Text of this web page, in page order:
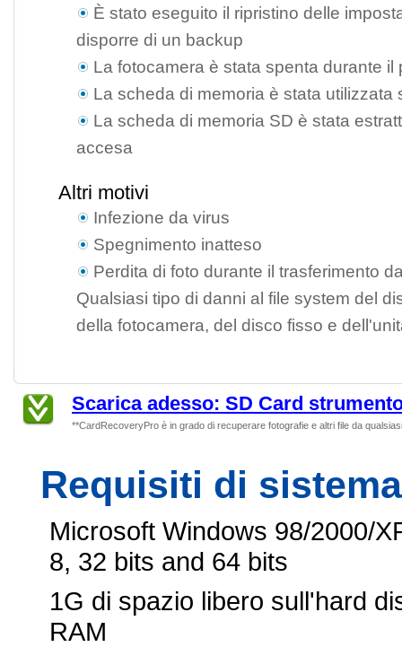
È stato eseguito il ripristino delle
disporre di un backup
La fotocamera è stata spenta durante il
La scheda di memoria è stata utilizzata
La scheda di memoria SD è stata
accesa
Altri motivi
Infezione da virus
Spegnimento inatteso
Perdita di foto durante il trasferimento
Qualsiasi tipo di danni al file system del
della fotocamera, del disco fisso e
Scarica adesso: SD Card
**CardRecoveryPro è in grado di recuperare fotografie e altri file da
Requisiti di sistema
Microsoft Windows 98/2000/
8, 32 bits and 64 bits
1G di spazio libero sull'hard
RAM